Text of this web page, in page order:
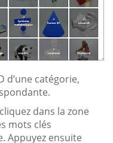
d’une catégorie,
dans la zone
mots clés
Appuyez ensuite